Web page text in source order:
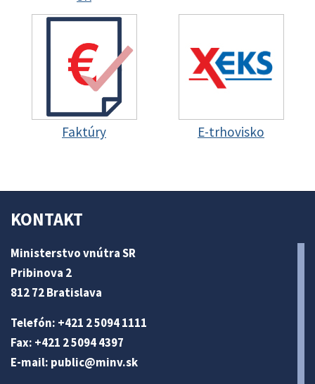
Faktúry E-trhovisko
KONTAKT
Ministerstvo vnútra SR
Pribinova 2
812 72 Bratislava
Telefón: +421 2 5094 1111
Fax: +421 2 5094 4397
E-mail: public@minv.sk